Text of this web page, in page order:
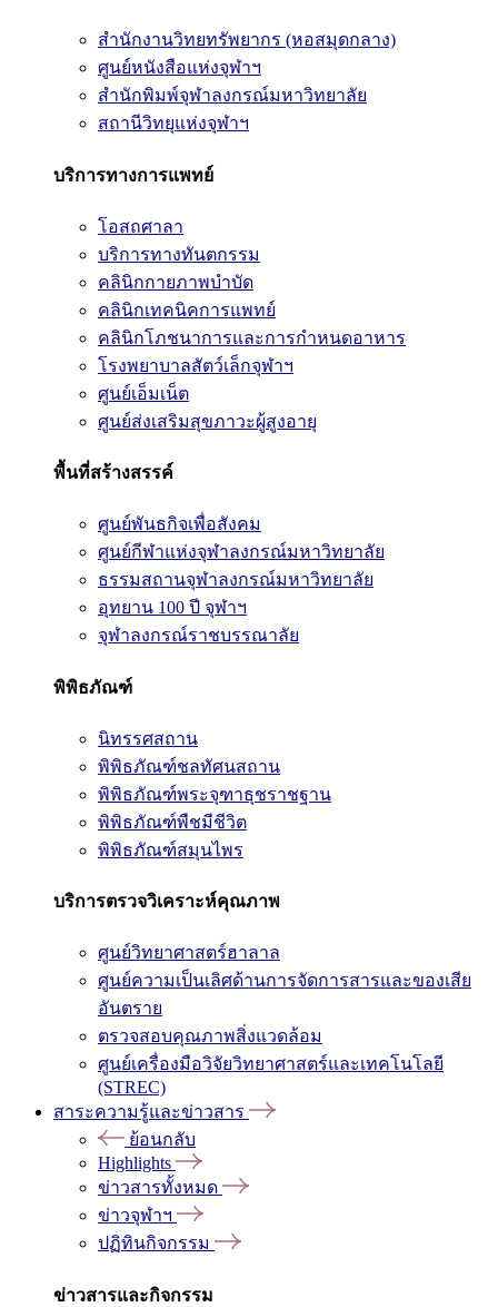
สำนักงานวิทยทรัพยากร (หอสมุดกลาง)
ศูนย์หนังสือแห่งจุฬาฯ
สำนักพิมพ์จุฬาลงกรณ์มหาวิทยาลัย
สถานีวิทยุแห่งจุฬาฯ
บริการทางการแพทย์
โอสถศาลา
บริการทางทันตกรรม
คลินิกกายภาพบำบัด
คลินิกเทคนิคการแพทย์
คลินิกโภชนาการและการกำหนดอาหาร
โรงพยาบาลสัตว์เล็กจุฬาฯ
ศูนย์เอ็มเน็ต
ศูนย์ส่งเสริมสุขภาวะผู้สูงอายุ
พื้นที่สร้างสรรค์
ศูนย์พันธกิจเพื่อสังคม
ศูนย์กีฬาแห่งจุฬาลงกรณ์มหาวิทยาลัย
ธรรมสถานจุฬาลงกรณ์มหาวิทยาลัย
อุทยาน 100 ปี จุฬาฯ
จุฬาลงกรณ์ราชบรรณาลัย
พิพิธภัณฑ์
นิทรรศสถาน
พิพิธภัณฑ์ชลทัศนสถาน
พิพิธภัณฑ์พระจุฑาธุชราชฐาน
พิพิธภัณฑ์พืชมีชีวิต
พิพิธภัณฑ์สมุนไพร
บริการตรวจวิเคราะห์คุณภาพ
ศูนย์วิทยาศาสตร์ฮาลาล
ศูนย์ความเป็นเลิศด้านการจัดการสารและของเสีย
อันตราย
ตรวจสอบคุณภาพสิ่งแวดล้อม
ศูนย์เครื่องมือวิจัยวิทยาศาสตร์และเทคโนโลยี
(STREC)
สาระความรู้และข่าวสาร
ย้อนกลับ
Highlights
ข่าวสารทั้งหมด
ข่าวจุฬาฯ
ปฏิทินกิจกรรม
ข่าวสารและกิจกรรม